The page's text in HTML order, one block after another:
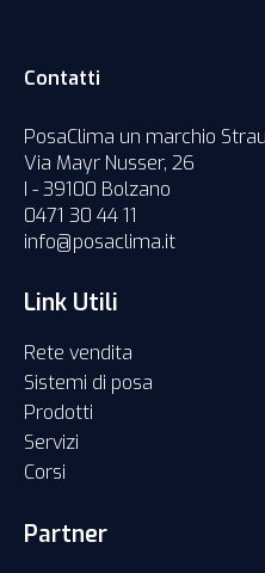
Contatti
PosaClima un marchio
Via Mayr Nusser, 26
I - 39100 Bolzano
0471 30 44 11
info@posaclima.it
Link Utili
Rete vendita
Sistemi di posa
Prodotti
Servizi
Corsi
Partner